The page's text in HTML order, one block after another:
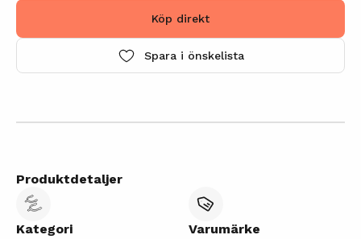
Köp direkt
Spara i önskelista
Produktdetaljer
Kategori
Varumärke